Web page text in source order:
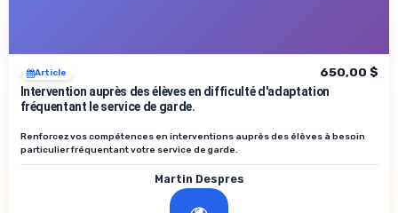
Article
650,00 $
Intervention auprès des élèves en difficulté d'adaptation
fréquentant le service de garde.
Renforcez vos compétences en interventions auprès des élèves à besoin
particulier fréquentant votre service de garde.
Martin Despres